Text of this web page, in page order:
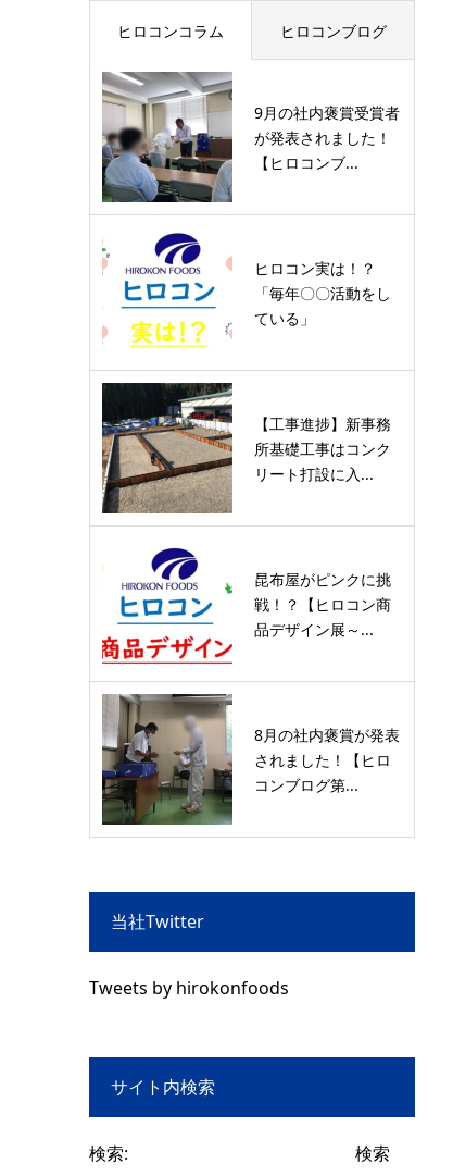
ヒロコンコラム ヒロコンブログ
9月の社内褒賞受賞者
が発表されました！
【ヒロコンブ...
ヒロコン実は！？
「毎年〇〇活動をし
ている」
【工事進捗】新事務
所基礎工事はコンク
リート打設に入...
昆布屋がピンクに挑
戦！？【ヒロコン商
品デザイン展～...
8月の社内褒賞が発表
されました！【ヒロ
コンブログ第...
当社Twitter
Tweets by hirokonfoods
サイト内検索
検索: